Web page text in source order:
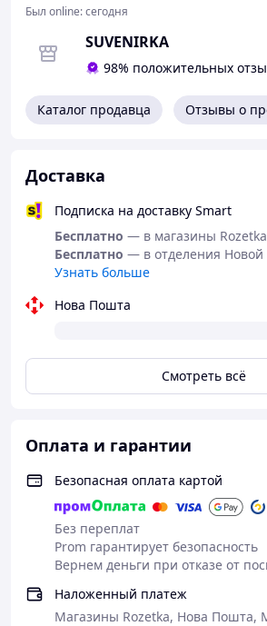
Новый год, день рождения или
дизайна— календарь прослужит
станет настоящим украшением
Был online:сегодня
SUVENIRKA
98% положительных
Каталог продавца Отзывы о
Доставка
Подписка на доставку Smart
Бесплатно — в магазины Rozetka
Бесплатно — в отделения Новой
Узнать больше
Нова Пошта
Смотреть всё
Оплата и гарантии
Безопасная оплата картой
Без переплат
Prom гарантирует безопасность
Вернем деньги при отказе от
Наложенный платеж
Магазины Rozetka, Нова